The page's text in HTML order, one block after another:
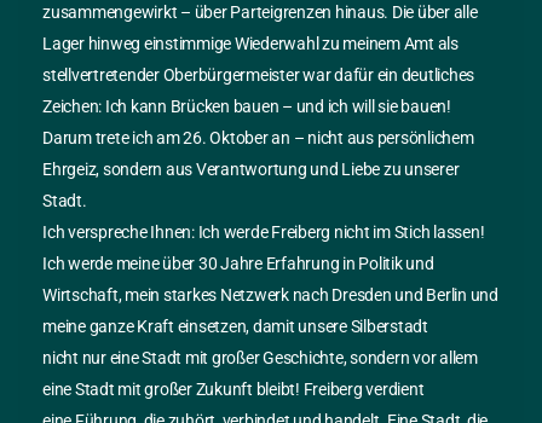
Seiten ist urheberrechtlich geschützt. Die Informationen
sind nur für die persönliche Verwendung bestimmt. Jede
den Bestimmungen des Urheberrechtsgesetzes
widersprechende Verwendung jeglicher Inhalte dieser
Webseiten – insbesondere die weitergehende Nutzung
wie beispielsweise die Veröffentlichung, Vervielfältigung
und jede Form von gewerblicher Nutzung sowie die
Weitergabe an Dritte ? auch in Teilen oder in
überarbeiteter Form ? ohne ausdrückliche Zustimmung
des Autors ist untersagt.
Informationsinhalt:
Die Informationen dieser Webseiten können ohne
zusammengewirkt – über Parteigrenzen hinaus. Die über alle
Lager hinweg einstimmige Wiederwahl zu meinem Amt als
stellvertretender Oberbürgermeister war dafür ein deutliches
Zeichen: Ich kann Brücken bauen – und ich will sie bauen!
Darum trete ich am 26. Oktober an – nicht aus persönlichem
Ehrgeiz, sondern aus Verantwortung und Liebe zu unserer
Stadt.
Ich verspreche Ihnen: Ich werde Freiberg nicht im Stich lassen!
Ich werde meine über 30 Jahre Erfahrung in Politik und
Wirtschaft, mein starkes Netzwerk nach Dresden und Berlin und
meine ganze Kraft einsetzen, damit unsere Silberstadt
nicht nur eine Stadt mit großer Geschichte, sondern vor allem
eine Stadt mit großer Zukunft bleibt! Freiberg verdient